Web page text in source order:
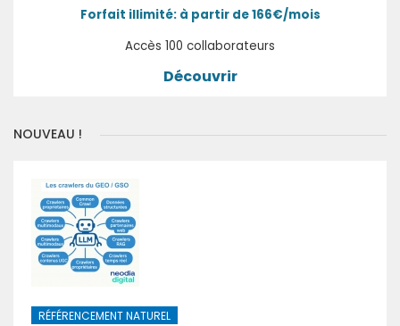
Forfait illimité: à partir de 166€/mois
Accès 100 collaborateurs
Découvrir
NOUVEAU !
RÉFÉRENCEMENT NATUREL